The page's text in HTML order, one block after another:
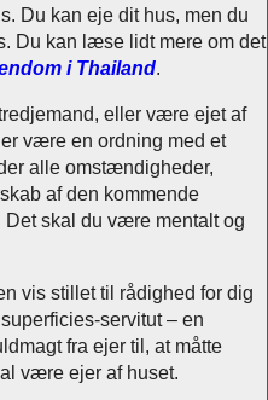
Du kan eje dit hus, men du
Du kan læse lidt mere om det
i Thailand.
eller være ejet af
være en ordning med et
alle omstændigheder,
af den kommende
Det skal du være mentalt og
vis stillet til rådighed for dig
servitut – en
fra ejer til, at måtte
være ejer af huset.